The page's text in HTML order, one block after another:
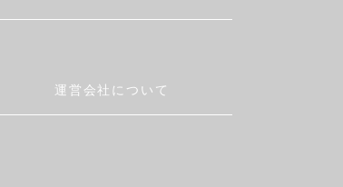
運営会社について